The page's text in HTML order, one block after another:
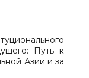
Путь к
Азии и за